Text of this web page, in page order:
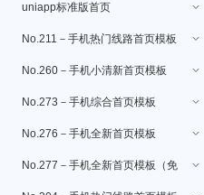
uniapp标准版首页
No.211－手机热门线路首页模板
No.260－手机小清新首页模板
No.273－手机综合首页模板
No.276－手机全新首页模板
No.277－手机全新首页模板（免